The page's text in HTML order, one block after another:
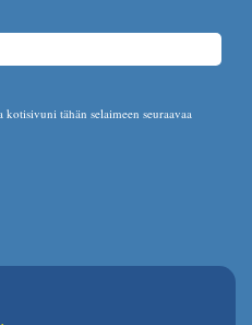
tähän selaimeen seuraavaa